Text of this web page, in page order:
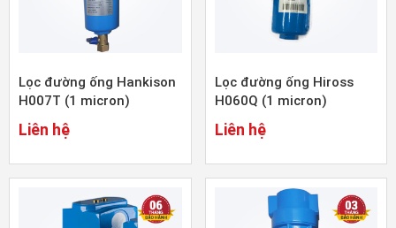
Lọc đường ống Hankison
H007T (1 micron)
Liên hệ
Lọc đường ống Hiross
H060Q (1 micron)
Liên hệ